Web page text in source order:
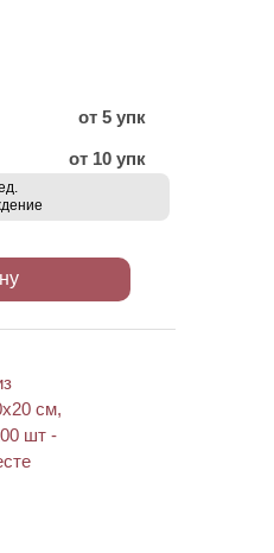
от 5 упк
от 10 упк